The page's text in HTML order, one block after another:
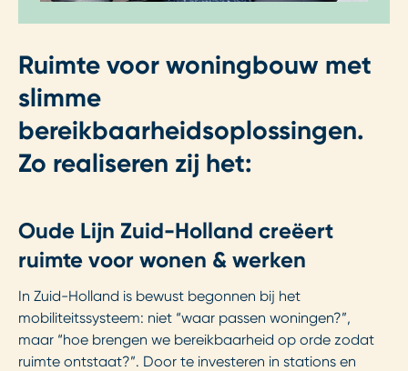
Ruimte voor woningbouw met
slimme
bereikbaarheidsoplossingen.
Zo realiseren zij het:
Oude Lijn Zuid-Holland creëert
ruimte voor wonen & werken
In Zuid-Holland is bewust begonnen bij het
mobiliteitssysteem: niet “waar passen woningen?”,
maar “hoe brengen we bereikbaarheid op orde zodat
ruimte ontstaat?”. Door te investeren in stations en